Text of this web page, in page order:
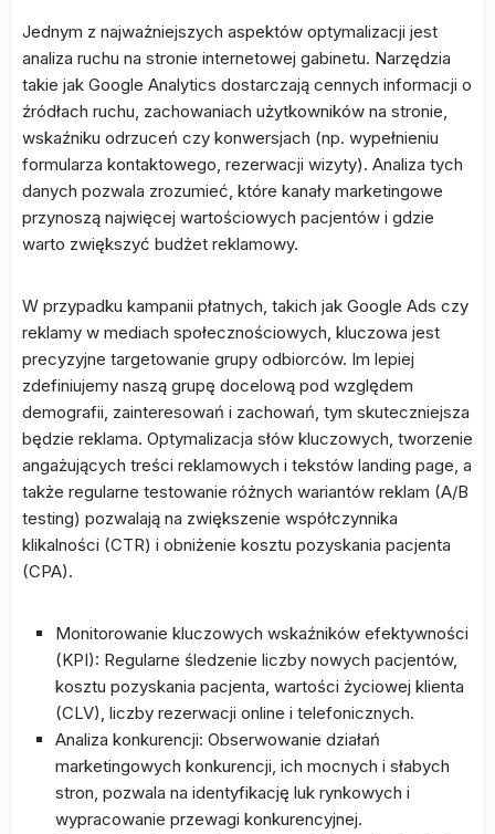
Jednym z najważniejszych aspektów optymalizacji jest
analiza ruchu na stronie internetowej gabinetu. Narzędzia
takie jak Google Analytics dostarczają cennych informacji o
źródłach ruchu, zachowaniach użytkowników na stronie,
wskaźniku odrzuceń czy konwersjach (np. wypełnieniu
formularza kontaktowego, rezerwacji wizyty). Analiza tych
danych pozwala zrozumieć, które kanały marketingowe
przynoszą najwięcej wartościowych pacjentów i gdzie
warto zwiększyć budżet reklamowy.
W przypadku kampanii płatnych, takich jak Google Ads czy
reklamy w mediach społecznościowych, kluczowa jest
precyzyjne targetowanie grupy odbiorców. Im lepiej
zdefiniujemy naszą grupę docelową pod względem
demografii, zainteresowań i zachowań, tym skuteczniejsza
będzie reklama. Optymalizacja słów kluczowych, tworzenie
angażujących treści reklamowych i tekstów landing page, a
także regularne testowanie różnych wariantów reklam (A/B
testing) pozwalają na zwiększenie współczynnika
klikalności (CTR) i obniżenie kosztu pozyskania pacjenta
(CPA).
Monitorowanie kluczowych wskaźników efektywności
(KPI): Regularne śledzenie liczby nowych pacjentów,
kosztu pozyskania pacjenta, wartości życiowej klienta
(CLV), liczby rezerwacji online i telefonicznych.
Analiza konkurencji: Obserwowanie działań
marketingowych konkurencji, ich mocnych i słabych
stron, pozwala na identyfikację luk rynkowych i
wypracowanie przewagi konkurencyjnej.